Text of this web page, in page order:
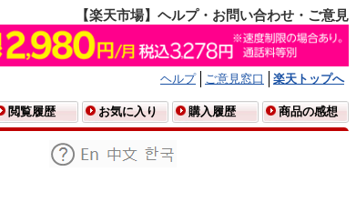
【楽天市場】ヘルプ・お問い合わせ・ご意見
ヘルプ ご意見窓口
楽天トップへ
閲覧履歴 お気に入り 購入履歴 商品の感想